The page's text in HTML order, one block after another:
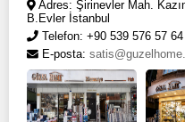
Adres: Şirinevler Mah.
B.Evler İstanbul
Telefon: +90 539 576 57 64
E-posta: